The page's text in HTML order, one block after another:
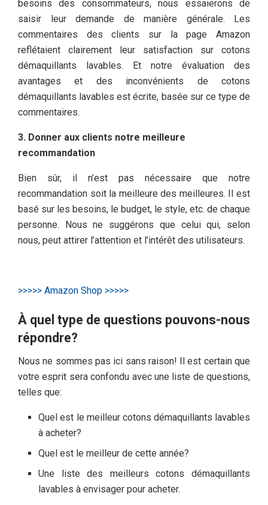
besoins des consommateurs, nous essaierons de
saisir leur demande de manière générale. Les
commentaires des clients sur la page Amazon
reflétaient clairement leur satisfaction sur cotons
démaquillants lavables. Et notre évaluation des
avantages et des inconvénients de cotons
démaquillants lavables est écrite, basée sur ce type de
commentaires.
3. Donner aux clients notre meilleure
recommandation
Bien sûr, il n’est pas nécessaire que notre
recommandation soit la meilleure des meilleures. Il est
basé sur les besoins, le budget, le style, etc. de chaque
personne. Nous ne suggérons que celui qui, selon
nous, peut attirer l’attention et l’intérêt des utilisateurs.
>>>>> Amazon Shop >>>>>
À quel type de questions pouvons-nous
répondre?
Nous ne sommes pas ici sans raison! Il est certain que
votre esprit sera confondu avec une liste de questions,
telles que:
Quel est le meilleur cotons démaquillants lavables
à acheter?
Quel est le meilleur de cette année?
Une liste des meilleurs cotons démaquillants
lavables à envisager pour acheter.